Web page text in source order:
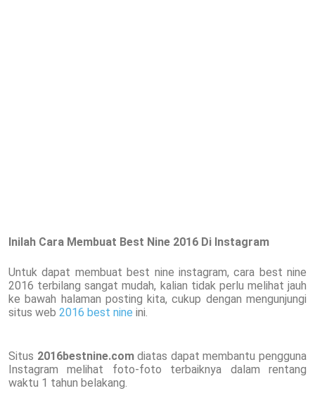
Inilah Cara Membuat Best Nine 2016 Di Instagram
Untuk dapat membuat best nine instagram, cara best nine
2016 terbilang sangat mudah, kalian tidak perlu melihat jauh
ke bawah halaman posting kita, cukup dengan mengunjungi
situs web 2016 best nine ini.
Situs 2016bestnine.comdiatas dapat membantu pengguna
Instagram melihat foto-foto terbaiknya dalam rentang
waktu 1 tahun belakang.